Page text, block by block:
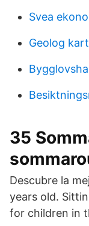
Svea
Geolog
35
Descubre la
years old.
for children in